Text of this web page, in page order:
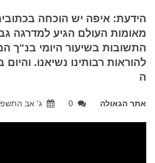
הידעת: איפה יש הוכחה
מאומות העולם הגיע למדרגה
התשובות בשיעור היומי בנ"ך
להוראות רבותינו נשיאנו.
ה
אתר הגאולה 0 ג' אב התשפ"ה, 28.07.2025,